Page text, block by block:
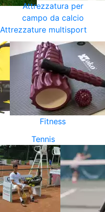
Attrezzatura per
campo da calcio
Attrezzature multisport
Fitness
Tennis